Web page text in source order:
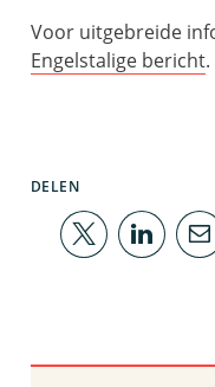
Voor uitgebreide
Engelstalige bericht.
DELEN